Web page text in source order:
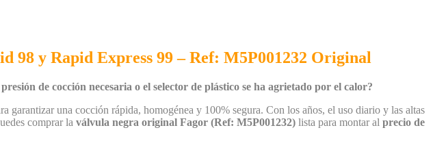
98 y Rapid Express 99 – Ref: M5P001232 Original
de cocción necesaria o el selector de plástico se ha agrietado por el calor?
una cocción rápida, homogénea y 100% segura. Con los años, el uso diario y las altas
comprar la válvula negra original Fagor (Ref: M5P001232) lista para montar al precio de